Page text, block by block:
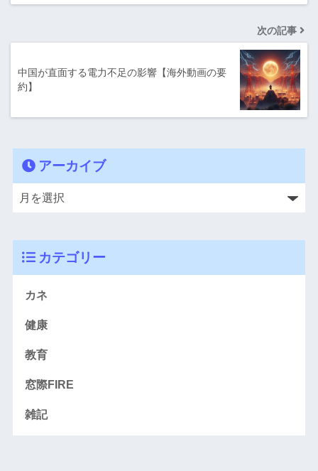
次の記事
中国が直面する電力不足の影響【海外動画の要
約】
アーカイブ
カテゴリー
カネ
健康
教育
窓際FIRE
雑記